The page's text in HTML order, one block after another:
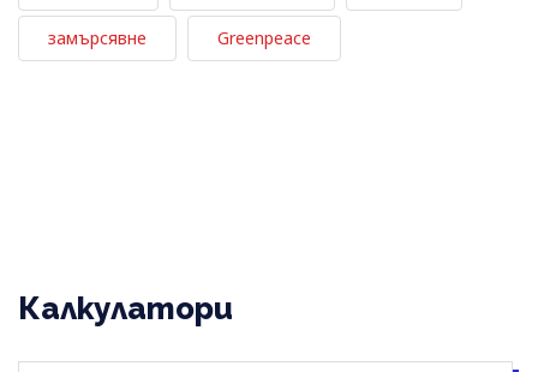
замърсявне Greenpeace
Калкулатори